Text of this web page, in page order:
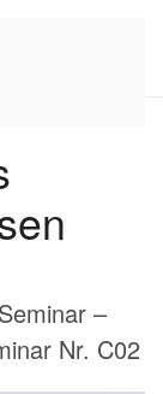
–
Nr. C02